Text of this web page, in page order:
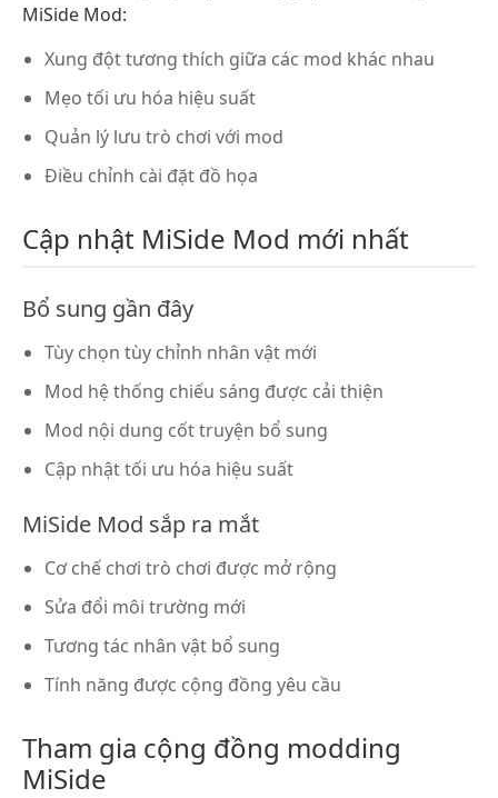
MiSide Mod:
Xung đột tương thích giữa các mod khác nhau
Mẹo tối ưu hóa hiệu suất
Quản lý lưu trò chơi với mod
Điều chỉnh cài đặt đồ họa
Cập nhật MiSide Mod mới nhất
Bổ sung gần đây
Tùy chọn tùy chỉnh nhân vật mới
Mod hệ thống chiếu sáng được cải thiện
Mod nội dung cốt truyện bổ sung
Cập nhật tối ưu hóa hiệu suất
MiSide Mod sắp ra mắt
Cơ chế chơi trò chơi được mở rộng
Sửa đổi môi trường mới
Tương tác nhân vật bổ sung
Tính năng được cộng đồng yêu cầu
Tham gia cộng đồng modding
MiSide